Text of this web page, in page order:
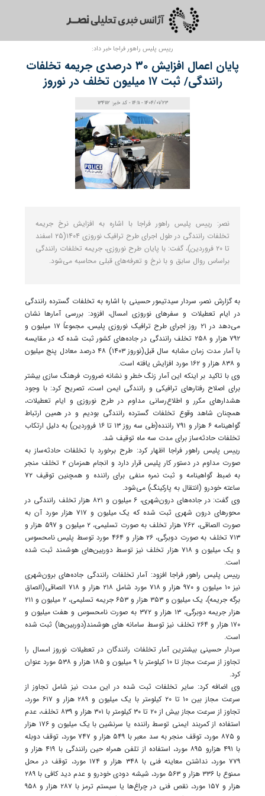
رییس پلیس راهور فراجا خبر داد:
پایان اعمال افزایش ۳۰ درصدی جریمه تخلفات
رانندگی/ ثبت ۱۷ میلیون تخلف در نوروز
1404/01/23 - 14:11 - کد خبر: 134112
نصر: رییس پلیس راهور فراجا با اشاره به افزایش نرخ جریمه
تخلفات رانندگی در طول اجرای طرح ترافیک نوروزی ۱۴۰۴(۲۵ اسفند
تا ۲۰ فروردین)، گفت: با پایان طرح نوروزی، جریمه تخلفات رانندگی
براساس روال سابق و با نرخ و تعرفه‌های قبلی محاسبه می‌شود.
به گزارش نصر، سردار سیدتیمور حسینی با اشاره به تخلفات گسترده رانندگی
در ایام تعطیلات و سفرهای نوروزی امسال، افزود: بررسی آمارها نشان
می‌دهد در ۲۱ روز اجرای طرح ترافیک نوروزی پلیس، مجموعاً ۱۷ میلیون و
۷۹۲ هزار و ۲۵۸ تخلف رانندگی در جاده‌های کشور ثبت شده که در مقایسه
با آمار مدت زمان مشابه سال قبل(نوروز ۱۴۰۳) ۴۸ درصد معادل پنج میلیون
و ۸۳۸ هزار و ۱۶۲ مورد افزایش یافته است.
وی با تاکید بر اینکه این آمار زنگ خطر و نشانه ضرورت فرهنگ‌ سازی بیشتر
برای اصلاح رفتارهای ترافیکی و رانندگی ایمن است، تصریح کرد: با وجود
هشدارهای مکرر و اطلاع‌رسانی مداوم در طرح نوروزی و ایام تعطیلات،
همچنان شاهد وقوع تخلفات گسترده‌ رانندگی بودیم و در همین ارتباط
گواهینامه ۶ هزار و ۷۹۱ راننده(طی سه روز ۱۳ تا ۱۶ فروردین) به دلیل ارتکاب
تخلفات حادثه‌ساز برای مدت سه ماه توقیف شد.
رییس پلیس راهور فراجا اظهار کرد: طرح برخورد با تخلفات حادثه‌ساز به
صورت مداوم در دستور کار پلیس قرار دارد و انجام همزمان ۲ تخلف منجر
به ضبط گواهینامه و ثبت نمره منفی برای راننده و همچنین توقیف ۷۲
ساعته خودرو (انتقال به پارکینگ) می‌شود.
وی گفت: در جاده‌های درون‌شهری، ۶ میلیون و ۸۲۱ هزار تخلف رانندگی در
محورهای درون شهری ثبت شده که یک میلیون و ۷۱۷ هزار مورد آن به
صورت الصاقی، ۷۶۲ هزار تخلف به صورت تسلیمی، ۲ میلیون و ۵۹۷ هزار و
۷۱۳ تخلف به صورت دوبرگی، ۲۶ هزار و ۴۶۴ مورد توسط پلیس نامحسوس
و یک میلیون و ۷۱۸ هزار تخلف نیز توسط دوربین‌های هوشمند ثبت شده
است.
رییس پلیس راهور فراجا افزود: آمار تخلفات رانندگی جاده‌های برون‌شهری
نیز ۱۰ میلیون و ۹۷۰ هزار و ۷۱۸ مورد شامل ۲۱۸ هزار و ۷۱۸ الصاقی(الصاق
برگه جریمه)، یک میلیون و ۳۵۳ هزار و ۶۵۳ جریمه تسلیمی، ۲ میلیون و ۲۱۱
هزار جریمه دوبرگی، ۱۳ هزار و ۳۷۲ به صورت نامحسوس و هفت میلیون و
۱۷۰ هزار و ۲۶۴ تخلف نیز توسط سامانه های هوشمند(دوربین‌ها) ثبت شده
است.
سردار حسینی بیشترین آمار تخلفات رانندگان در تعطیلات نوروز امسال را
تجاوز از سرعت مجاز تا ۱۰ کیلومتر با ۹ میلیون و ۱۸۵ هزار و ۵۳۸ مورد عنوان
کرد.
وی اضافه کرد: سایر تخلفات ثبت شده در این مدت نیز شامل تجاوز از
سرعت مجاز بین ۱۰ تا ۲۰ کیلومتر با یک میلیون و ۲۸۹ هزار و ۶۱۷ مورد،
تجاوز از سرعت مجاز بیش از ۲۰ تا ۳۰ کیلومتر با ۳۰۱ هزار و ۸۳۹ تخلف، عدم
استفاده از کمربند ایمنی توسط راننده یا سرنشین با یک میلیون و ۱۷۶ هزار
و ۸۷۵ مورد، توقف منجر به سد معبر با ۵۴۹ هزار و ۷۴۷ مورد، توقف دوبله
با ۴۹۱ هزارو ۸۹۵ مورد، استفاده از تلفن همراه حین رانندگی با ۴۱۹ هزار و
۷۷۹ مورد، نداشتن معاینه فنی با ۳۴۸ هزار و ۱۷۴ مورد، توقف در محل
ممنوع با ۳۳۶ هزار و ۵۶۳ مورد، شیشه دودی خودرو و عدم دید کافی با ۲۸۹
هزار و ۱۵۷ مورد، نقص فنی در چراغ‌ها یا سیستم ترمز با ۲۸۷ هزار و ۹۵۸